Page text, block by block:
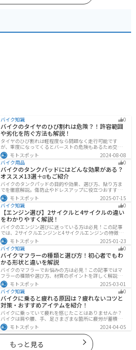
バイク知識 0
バイクのタイヤのひび割れは危険？！許容範囲
や劣化を防ぐ方法も解説！
タイヤのひび割れは軽程度なら問題なく走行可能です
が、重度になってくるとバーストの危険もあるため交換
が必要です。どの程度なら大丈夫なのか、タイヤのひび
割れを防ぐ方法などまとめました。快適安全にバイクに
乗るためにもしっかりとチェックしておきましょう。
モトスポット
2024-08-08
バイク用品
0
バイクのタンクパッドにはどんな効果がある？
オススメ13選＋αもご紹介
バイクのタンクパッドの目的や効果、選び方、貼り方ま
でを徹底解説。傷防止やドレスアップに役立つおすすめ
アイテムも紹介。初心者にも分かりやすい内容で、タン
クパッド選びに迷っている方に最適な情報をお届けしま
す。
モトスポット
2025-07-15
バイク知識
0
【エンジン選び】2サイクルと4サイクルの違い
をわかりやすく解説！
バイクのエンジン選びに迷っている方は必見！この記事
では、2サイクルエンジンと4サイクルエンジンの特徴や
メリット、選び方を解説しています。実は、4サイクルエ
ンジンは燃費が良く経済的で扱いやすいため、初心者の
方にはおすすめです。記事を読めば、最適なエンジン選
びのヒントが得られます。
モトスポット
2025-01-23
バイク知識
0
バイクマフラーの種類と選び方！初心者でもわ
かる形状と違いを解説
バイクのマフラーでお悩みの方は必見！この記事ではマ
フラーの種類や選び方、材質のポイントを詳しく解説し
ています。実は初めてのカスタマイズには、先端だけ変
えられるスリップオンマフラーがおすすめです。記事を
読めば、理想のサウンドと走りを手に入れられます。
モトスポット
2025-03-01
バイク知識
0
バイクに乗ると疲れる原因は？疲れないコツと
対策・おすすめアイテムを紹介！
バイクに乗っていて疲れを感じたことはありませんか？
バイクは肩や腰、手、足さまざまな箇所に疲労が蓄積し
やすい乗り物です。できるなら楽に乗りたいですよね。
原因を知り対策を重ねておけば今よりもっと快適に走行
することができます。
モトスポット 2024-04-05
もっと見る